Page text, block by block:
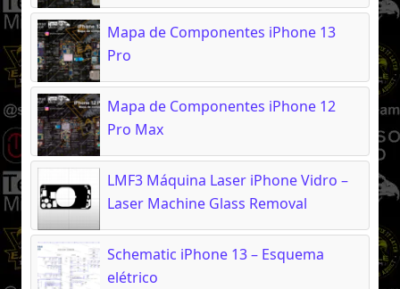
Mapa de Componentes iPhone 13
Pro
Mapa de Componentes iPhone 12
Pro Max
LMF3 Máquina Laser iPhone Vidro –
Laser Machine Glass Removal
Schematic iPhone 13 – Esquema
elétrico